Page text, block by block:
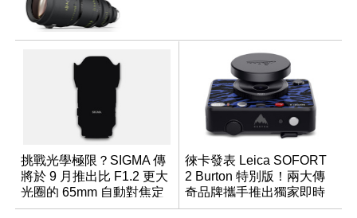
挑戰光學極限？SIGMA 傳
將於 9 月推出比 F1.2 更大
光圈的 65mm 自動對焦定
焦鏡
徠卡發表 Leica SOFORT
2 Burton 特別版！兩大傳
奇品牌攜手推出獨家即時
成像相機